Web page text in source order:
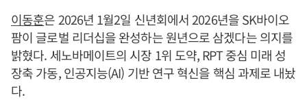
이동훈은 2026년 1월2일 신년회에서 2026년을 SK바이오
팜이 글로벌 리더십을 완성하는 원년으로 삼겠다는 의지를
밝혔다. 세노바메이트의 시장 1위 도약, RPT 중심 미래 성
장축 가동, 인공지능(AI) 기반 연구 혁신을 핵심 과제로 내놨
다.